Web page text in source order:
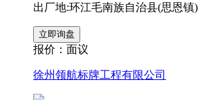
出厂地:环江毛南族自治县(思恩镇)
报价： 面议
徐州领航标牌工程有限公司